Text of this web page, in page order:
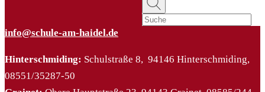
info@schule-am-haidel.de
Hinterschmiding: Schulstraße 8, 94146 Hinterschmiding,
08551/35287-50